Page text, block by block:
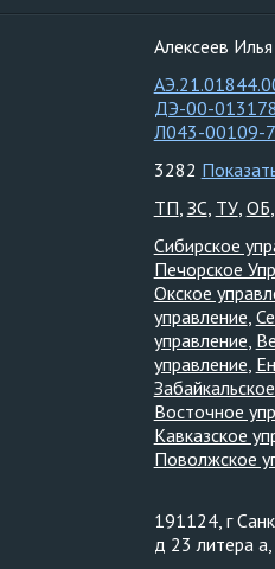
Алексеев
ДЭ-00-
Л043-00109-
3282
ТП ЗС ТУ ОБ
Сибирское
Печорское
Окское
управление
управление
управление
Восточное
Кавказское
Поволжское
191124, г
д 23 литера